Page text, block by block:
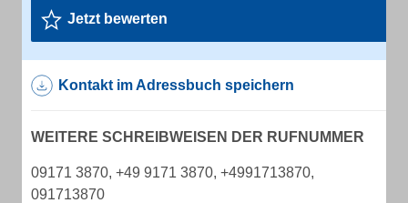
Jetzt bewerten
Kontakt im Adressbuch speichern
WEITERE SCHREIBWEISEN DER RUFNUMMER
09171 3870, +49 9171 3870, +4991713870,
091713870